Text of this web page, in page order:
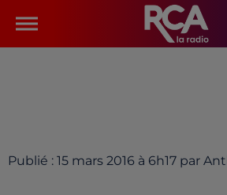
Publié : 15 mars 2016 à 6h17 par